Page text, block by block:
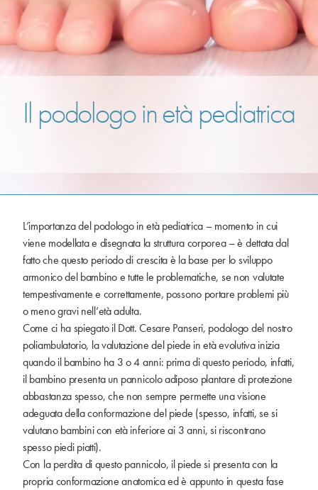
Il podologo in età pediatrica
L’importanza del podologo in età pediatrica – momento in cui
viene modellata e disegnata la struttura corporea – è dettata dal
fatto che questo periodo di crescita è la base per lo sviluppo
armonico del bambino e tutte le problematiche, se non valutate
tempestivamente e correttamente, possono portare problemi più
o meno gravi nell’età adulta.
Come ci ha spiegato il Dott. Cesare Panseri, podologo del nostro
poliambulatorio, la valutazione del piede in età evolutiva inizia
quando il bambino ha 3 o 4 anni: prima di questo periodo, infatti,
il bambino presenta un pannicolo adiposo plantare di protezione
abbastanza spesso, che non sempre permette una visione
adeguata della conformazione del piede (spesso, infatti, se si
valutano bambini con età inferiore ai 3 anni, si riscontrano
spesso piedi piatti).
Con la perdita di questo pannicolo, il piede si presenta con la
propria conformazione anatomica ed è appunto in questa fase